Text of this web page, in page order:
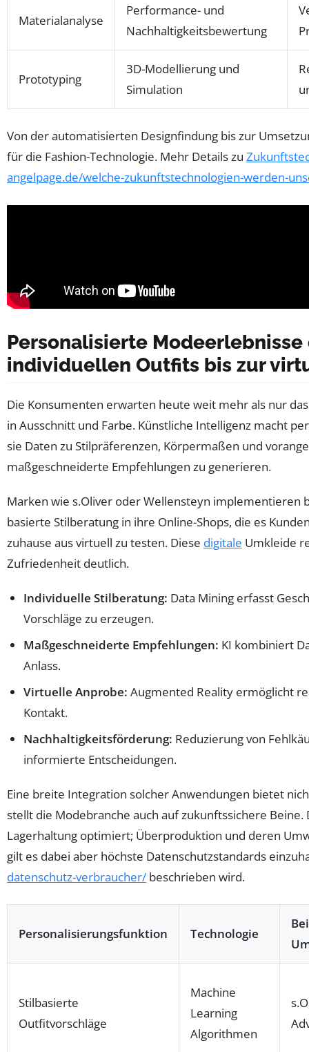
Materialanalyse
Performance- und
Nachhaltigkeitsbewertung
Prototyping
3D-Modellierung und
Simulation
Von der automatisierten Designfindung bis zur
für die Fashion-Technologie. Mehr Details zu
angelpage.de/welche-zukunftstechnologien-werden-
Personalisierte Modeerlebnisse
individuellen Outfits bis zur
Die Konsumenten erwarten heute weit mehr als nur
in Ausschnitt und Farbe. Künstliche Intelligenz macht
sie Daten zu Stilpräferenzen, Körpermaßen und
maßgeschneiderte Empfehlungen zu generieren.
Marken wie s.Oliver oder Wellensteyn implementieren
basierte Stilberatung in ihre Online-Shops, die es
zuhause aus virtuell zu testen. Diese digitale Umkleide
Zufriedenheit deutlich.
Individuelle Stilberatung: Data Mining erfasst
Vorschläge zu erzeugen.
Maßgeschneiderte Empfehlungen: KI kombiniert
Anlass.
Virtuelle Anprobe: Augmented Reality ermöglicht
Kontakt.
Nachhaltigkeitsförderung: Reduzierung von
informierte Entscheidungen.
Eine breite Integration solcher Anwendungen bietet
stellt die Modebranche auch auf zukunftssichere
Lagerhaltung optimiert; Überproduktion und deren
gilt es dabei aber höchste Datenschutzstandards
datenschutz-verbraucher/ beschrieben wird.
Personalisierungsfunktion Technologie
Stilbasierte
Outfitvorschläge
Machine
Learning
Algorithmen